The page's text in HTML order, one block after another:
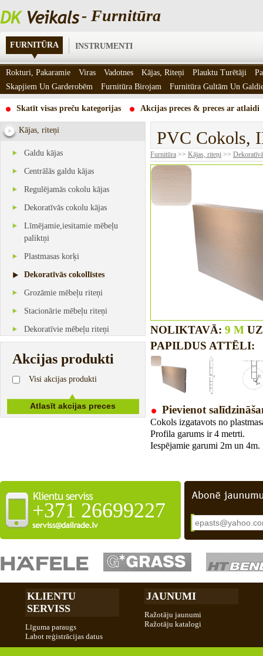
- Furnitūra
FURNITŪRA INSTRUMENTI
Skatīt visas preču kategorijas Akcijas preces & preces ar atlaidi
Kājas, riteņi
Galdu kājas
Centrālās galdu kājas
Regulējamās cokolu kājas
Dekoratīvās cokolu kājas
Līmējamie,iesitamie mēbeļu
paliktņi
Plastmasas korķi
Dekoratīvās cokollīstes
Grozāmie mēbeļu riteņi
Stacionārie mēbeļu riteņi
Dekoratīvie mēbeļu riteņi
Akcijas produkti
Visi akcijas produkti
PVC Cokols,
Furnitūra >> Kājas, riteņi >>
NOLIKTAVĀ: 9 M
PAPILDUS ATTĒLI:
Pievienot
Cokols izgatavots no
Profila garums ir 4 metrti.
Iespējamie garumi 2m un 4m.
+371 26699227
Rokturi, Pakaramie Viras Vadotnes Kājas, Riteņi Plauktu Turētāji
Skapjiem Un Garderobēm
Furnitūra Birojam Furnitūra Gultām Un
KLIENTU
SERVISS
Līguma paraugs
Labot reģistrācijas datus
JAUNUMI
Ražotāju jaunumi
Ražotāju katalogi